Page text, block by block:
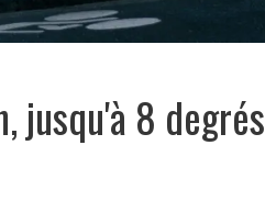
jusqu'à 8 degrés